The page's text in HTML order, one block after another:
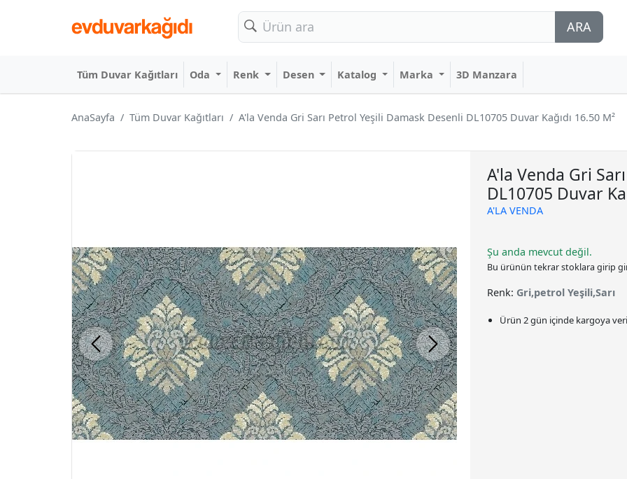
ARA
Tüm Duvar Kağıtları Oda Renk Desen Katalog Marka 3D Manzara
AnaSayfa Tüm Duvar Kağıtları A'la Venda Gri Sarı Petrol Yeşili Damask Desenli DL10705 Duvar Kağıdı 16.50 M²
A'la Venda Gri
DL10705 Duvar
A'LA VENDA
Şu anda mevcut değil.
Bu ürünün tekrar stoklara girip
Renk: Gri,petrol Yeşili,Sarı
Ürün 2 gün içinde kargoya